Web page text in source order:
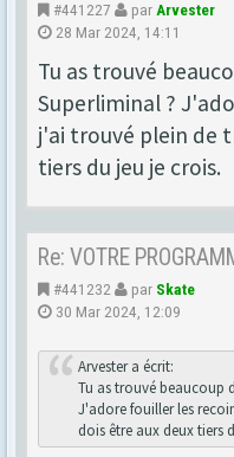
#441227 par Arvester
28 Mar 2024, 14:11
Tu as trouvé
Superliminal ?
j'ai trouvé plein de
tiers du jeu je crois.
Re: VOTRE
#441232 par Skate
30 Mar 2024, 12:09
Arvester a écrit:
Tu as trouvé beaucoup
J'adore fouiller les
dois être aux deux tiers